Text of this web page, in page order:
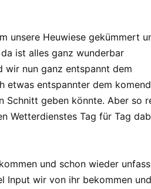
unsere Heuwiese gekümmert
ist alles ganz wunderbar
wir nun ganz entspannt dem
etwas entspannter dem
Schnitt geben könnte. Aber so
Wetterdienstes Tag für Tag
und schon wieder
Input wir von ihr bekommen